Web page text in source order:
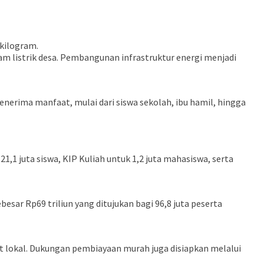
listrik desa. Pembangunan infrastruktur energi menjadi
manfaat, mulai dari siswa sekolah, ibu hamil, hingga
juta siswa, KIP Kuliah untuk 1,2 juta mahasiswa, serta
Rp69 triliun yang ditujukan bagi 96,8 juta peserta
Dukungan pembiayaan murah juga disiapkan melalui